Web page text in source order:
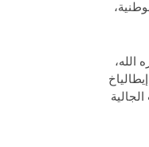
الله،
الجالية